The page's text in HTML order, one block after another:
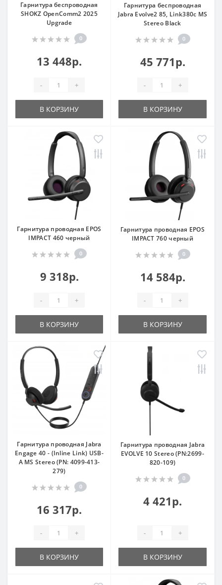
Гарнитура беспроводная
SHOKZ OpenComm2 2025
Upgrade
0
13 448р.
- +
В КОРЗИНУ
Гарнитура беспроводная
Jabra Evolve2 85, Link380c MS
Stereo Black
0
45 771р.
- +
В КОРЗИНУ
Гарнитура проводная EPOS
IMPACT 460 черный
0
9 318р.
- +
В КОРЗИНУ
Гарнитура проводная EPOS
IMPACT 760 черный
0
14 584р.
- +
В КОРЗИНУ
Гарнитура проводная Jabra
Engage 40 - (Inline Link) USB-
A MS Stereo (PN: 4099-413-
279)
0
16 317р.
- +
В КОРЗИНУ
Гарнитура проводная Jabra
EVOLVE 10 Stereo (PN:2699-
820-109)
0
4 421р.
- +
В КОРЗИНУ